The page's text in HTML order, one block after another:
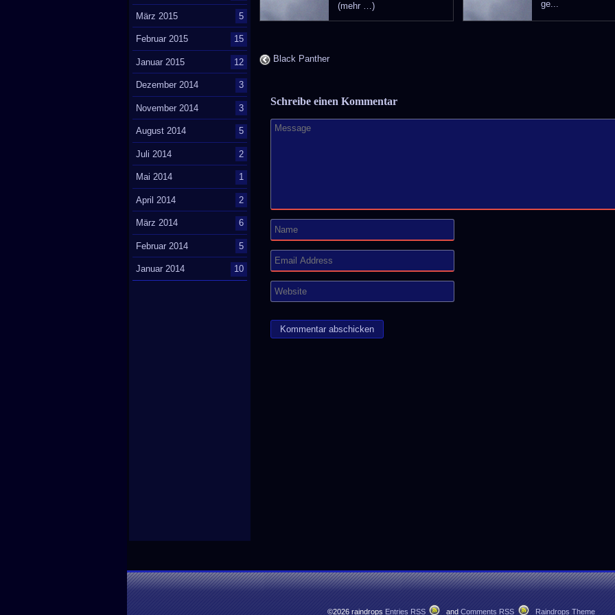
(mehr …) ge...
Black Panther
Schreibe einen Kommentar
März 2015 5
Februar 2015 15
Januar 2015 12
Dezember 2014 3
November 2014 3
August 2014 5
Juli 2014 2
Mai 2014 1
April 2014 2
März 2014 6
Februar 2014 5
Januar 2014 10
©2026 raindrops Entries RSS and Comments RSS Raindrops Theme